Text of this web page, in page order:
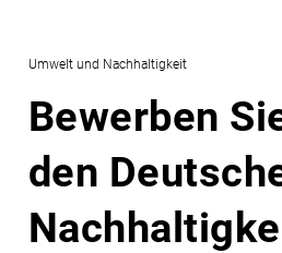
Umwelt und Nachhaltigkeit
Bewerben
den